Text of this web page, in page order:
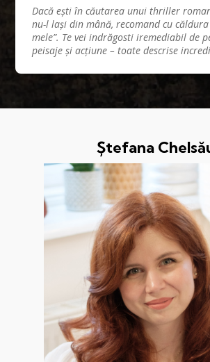
Dacă ești în căutarea unui thriller
nu-l lași din mână, recomand cu căldura
mele”. Te vei indrăgosti iremediabil de
peisaje și acțiune – toate descrise
Ștefana